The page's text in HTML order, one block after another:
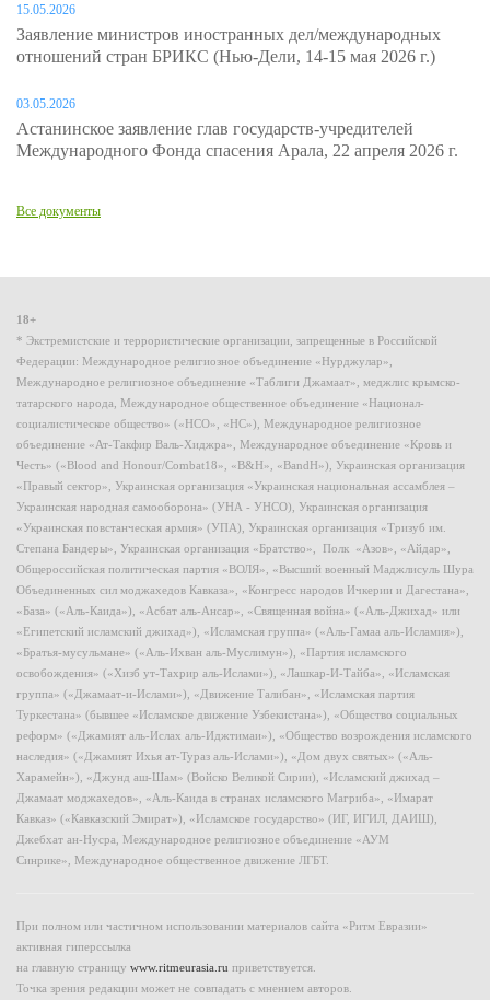
15.05.2026
Заявление министров иностранных дел/международных
отношений стран БРИКС (Нью-Дели, 14-15 мая 2026 г.)
03.05.2026
Астанинское заявление глав государств-учредителей
Международного Фонда спасения Арала, 22 апреля 2026 г.
Все документы
18+
* Экстремистские и террористические организации, запрещенные в Российской
Федерации: Международное религиозное объединение «Нурджулар»,
Международное религиозное объединение «Таблиги Джамаат», меджлис крымско-
татарского народа, Международное общественное объединение «Национал-
социалистическое общество» («НСО», «НС»), Международное религиозное
объединение «Ат-Такфир Валь-Хиджра», Международное объединение «Кровь и
Честь» («Blood and Honour/Combat18», «B&H», «BandH»), Украинская организация
«Правый сектор», Украинская организация «Украинская национальная ассамблея –
Украинская народная самооборона» (УНА - УНСО), Украинская организация
«Украинская повстанческая армия» (УПА), Украинская организация «Тризуб им.
Степана Бандеры», Украинская организация «Братство», Полк «Азов», «Айдар»,
Общероссийская политическая партия «ВОЛЯ», «Высший военный Маджлисуль Шура
Объединенных сил моджахедов Кавказа», «Конгресс народов Ичкерии и Дагестана»,
«База» («Аль-Каида»), «Асбат аль-Ансар», «Священная война» («Аль-Джихад» или
«Египетский исламский джихад»), «Исламская группа» («Аль-Гамаа аль-Исламия»),
«Братья-мусульмане» («Аль-Ихван аль-Муслимун»), «Партия исламского
освобождения» («Хизб ут-Тахрир аль-Ислами»), «Лашкар-И-Тайба», «Исламская
группа» («Джамаат-и-Ислами»), «Движение Талибан», «Исламская партия
Туркестана» (бывшее «Исламское движение Узбекистана»), «Общество социальных
реформ» («Джамият аль-Ислах аль-Иджтимаи»), «Общество возрождения исламского
наследия» («Джамият Ихья ат-Тураз аль-Ислами»), «Дом двух святых» («Аль-
Харамейн»), «Джунд аш-Шам» (Войско Великой Сирии), «Исламский джихад –
Джамаат моджахедов», «Аль-Каида в странах исламского Магриба», «Имарат
Кавказ» («Кавказский Эмират»), «Исламское государство» (ИГ, ИГИЛ, ДАИШ),
Джебхат ан-Нусра, Международное религиозное объединение «АУМ
Синрике», Международное общественное движение ЛГБТ.
При полном или частичном использовании материалов сайта «Ритм Евразии»
активная гиперссылка
на главную страницу www.ritmeurasia.ru приветствуется.
Точка зрения редакции может не совпадать с мнением авторов.